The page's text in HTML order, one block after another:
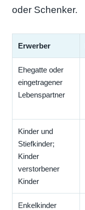
oder Schenker.
Erwerber
Ehegatte oder
eingetragener
Lebenspartner
Kinder und
Stiefkinder;
Kinder
verstorbener
Kinder
Enkelkinder